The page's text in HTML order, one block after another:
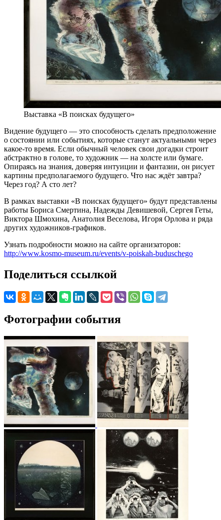
Выставка «В поисках будущего»
Видение будущего — это способность сделать предположение
о состоянии или событиях, которые станут актуальными через
какое-то время. Если обычный человек свои догадки строит
абстрактно в голове, то художник — на холсте или бумаге.
Опираясь на знания, доверяя интуиции и фантазии, он рисует
картины предполагаемого будущего. Что нас ждёт завтра?
Через год? А сто лет?
В рамках выставки «В поисках будущего» будут представлены
работы Бориса Смертина, Надежды Девишевой, Сергея Геты,
Виктора Шмохина, Анатолия Веселова, Игоря Орлова и ряда
других художников-графиков.
Узнать подробности можно на сайте организаторов:
http://www.kosmo-museum.ru/events/v-poiskah-buduschego
Поделиться ссылкой
Фотографии события